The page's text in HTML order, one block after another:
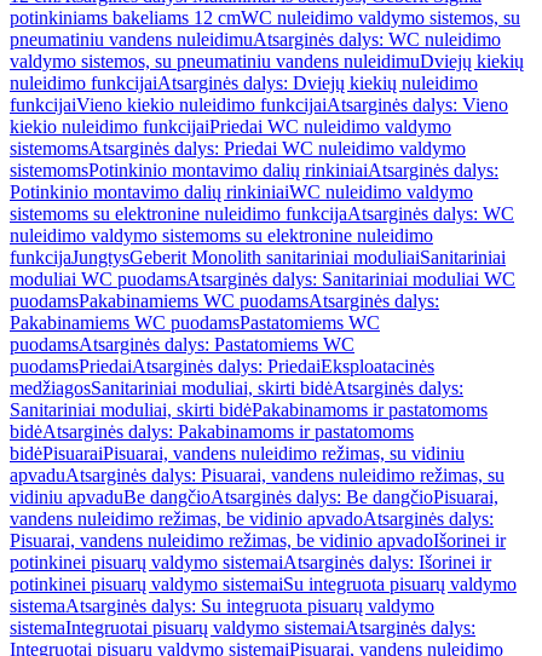
potinkiniams bakeliams 12 cmWC nuleidimo valdymo sistemos, su
pneumatiniu vandens nuleidimuAtsarginės dalys: WC nuleidimo
valdymo sistemos, su pneumatiniu vandens nuleidimuDviejų kiekių
nuleidimo funkcijaiAtsarginės dalys: Dviejų kiekių nuleidimo
funkcijaiVieno kiekio nuleidimo funkcijaiAtsarginės dalys: Vieno
kiekio nuleidimo funkcijaiPriedai WC nuleidimo valdymo
sistemomsAtsarginės dalys: Priedai WC nuleidimo valdymo
sistemomsPotinkinio montavimo dalių rinkiniaiAtsarginės dalys:
Potinkinio montavimo dalių rinkiniaiWC nuleidimo valdymo
sistemoms su elektronine nuleidimo funkcijaAtsarginės dalys: WC
nuleidimo valdymo sistemoms su elektronine nuleidimo
funkcijaJungtysGeberit Monolith sanitariniai moduliaiSanitariniai
moduliai WC puodamsAtsarginės dalys: Sanitariniai moduliai WC
puodamsPakabinamiems WC puodamsAtsarginės dalys:
Pakabinamiems WC puodamsPastatomiems WC
puodamsAtsarginės dalys: Pastatomiems WC
puodamsPriedaiAtsarginės dalys: PriedaiEksploatacinės
medžiagosSanitariniai moduliai, skirti bidėAtsarginės dalys:
Sanitariniai moduliai, skirti bidėPakabinamoms ir pastatomoms
bidėAtsarginės dalys: Pakabinamoms ir pastatomoms
bidėPisuaraiPisuarai, vandens nuleidimo režimas, su vidiniu
apvaduAtsarginės dalys: Pisuarai, vandens nuleidimo režimas, su
vidiniu apvaduBe dangčioAtsarginės dalys: Be dangčioPisuarai,
vandens nuleidimo režimas, be vidinio apvadoAtsarginės dalys:
Pisuarai, vandens nuleidimo režimas, be vidinio apvadoIšorinei ir
potinkinei pisuarų valdymo sistemaiAtsarginės dalys: Išorinei ir
potinkinei pisuarų valdymo sistemaiSu integruota pisuarų valdymo
sistemaAtsarginės dalys: Su integruota pisuarų valdymo
sistemaIntegruotai pisuarų valdymo sistemaiAtsarginės dalys:
Integruotai pisuarų valdymo sistemaiPisuarai, vandens nuleidimo